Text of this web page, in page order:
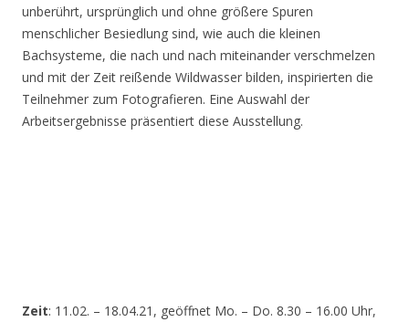
unberührt, ursprünglich und ohne größere Spuren
menschlicher Besiedlung sind, wie auch die kleinen
Bachsysteme, die nach und nach miteinander verschmelzen
und mit der Zeit reißende Wildwasser bilden, inspirierten die
Teilnehmer zum Fotografieren. Eine Auswahl der
Arbeitsergebnisse präsentiert diese Ausstellung.
Zeit: 11.02. – 18.04.21, geöffnet Mo. – Do. 8.30 – 16.00 Uhr,